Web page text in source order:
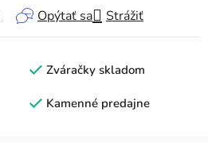
Opýtať sa Strážiť
Zváračky skladom
Kamenné predajne